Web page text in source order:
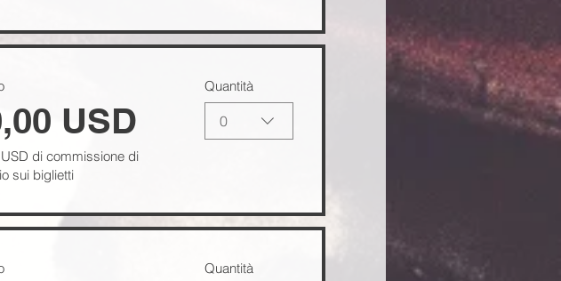
USD
di commissione di
sui biglietti
Quantità
0
Quantità